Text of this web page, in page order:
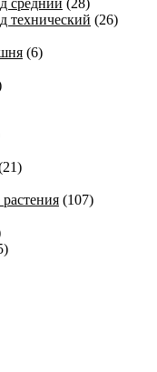
технический (26)
(6)
(107)